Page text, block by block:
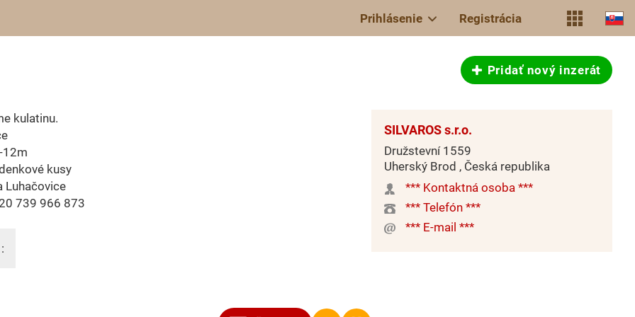
Prihlásenie Registrácia
Pridať nový inzerát
kulatinu.
12m
kusy
Luhačovice
739 966 873
SILVAROS s.r.o.
Družstevní 1559
Uherský Brod , Česká republika
*** Kontaktná osoba ***
*** Telefón ***
*** E-mail ***